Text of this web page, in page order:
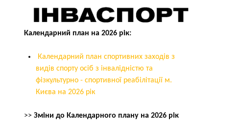
Календарний план на 2026 рік:
Календарний план спортивних заходів з
видів спорту осіб з інвалідністю та
фізкультурно - спортивної реабілітації м.
Києва на 2026 рік
>> Зміни до Календарного плану на 2026 рік